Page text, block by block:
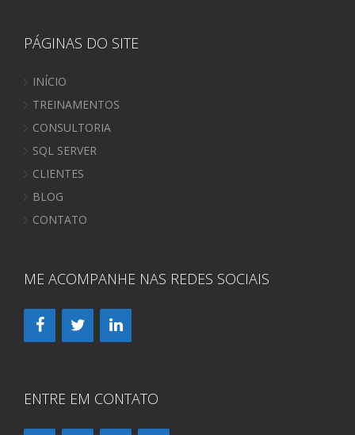
PÁGINAS DO SITE
INÍCIO
TREINAMENTOS
CONSULTORIA
SQL SERVER
CLIENTES
BLOG
CONTATO
ME ACOMPANHE NAS REDES SOCIAIS
ENTRE EM CONTATO